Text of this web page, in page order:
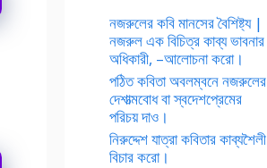
নজরুলের কবি মানসের বৈশিষ্ট্য |
নজরুল এক বিচিত্র কাব্য ভাবনার
অধিকারী, –আলোচনা করো।
পঠিত কবিতা অবলম্বনে নজরুলের
দেশাত্মবোধ বা স্বদেশপ্রেমের
পরিচয় দাও।
নিরুদ্দেশ যাত্রা কবিতার কাব্যশৈলী
বিচার করো।